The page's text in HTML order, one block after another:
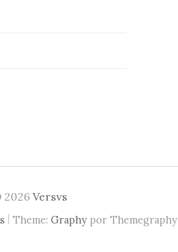
2026Versvs
| Theme: Graphypor Themegraphy